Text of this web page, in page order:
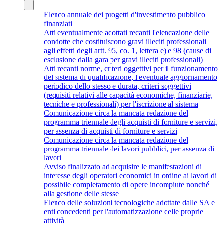
Elenco annuale dei progetti d'investimento pubblico
finanziati
Atti eventualmente adottati recanti l'elencazione delle
condotte che costituiscono gravi illeciti professionali
agli effetti degli artt. 95, co. 1, lettera e) e 98 (cause di
esclusione dalla gara per gravi illeciti professionali)
Atti recanti norme, criteri oggettivi per il funzionamento
del sistema di qualificazione, l'eventuale aggiornamento
periodico dello stesso e durata, criteri soggettivi
(requisiti relativi alle capacità economiche, finanziarie,
tecniche e professionali) per l'iscrizione al sistema
Comunicazione circa la mancata redazione del
programma triennale degli acquisti di forniture e servizi,
per assenza di acquisti di forniture e servizi
Comunicazione circa la mancata redazione del
programma triennale dei lavori pubblici, per assenza di
lavori
Avviso finalizzato ad acquisire le manifestazioni di
interesse degli operatori economici in ordine ai lavori di
possibile completamento di opere incompiute nonché
alla gestione delle stesse
Elenco delle soluzioni tecnologiche adottate dalle SA e
enti concedenti per l'automatizzazione delle proprie
attività